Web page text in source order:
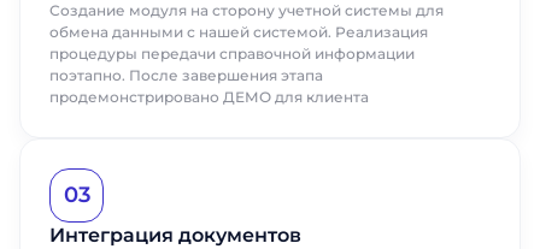
Создание модуля на сторону учетной системы для
обмена данными с нашей системой. Реализация
процедуры передачи справочной информации
поэтапно. После завершения этапа
продемонстрировано ДЕМО для клиента
03
Интеграция документов